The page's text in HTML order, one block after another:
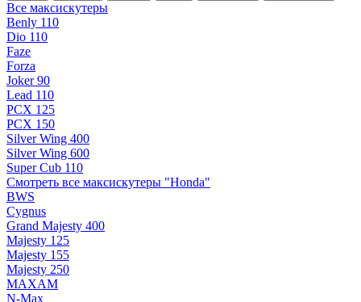
Все максискутеры
Benly 110
Dio 110
Faze
Forza
Joker 90
Lead 110
PCX 125
PCX 150
Silver Wing 400
Silver Wing 600
Super Cub 110
Смотреть все максискутеры "Honda"
BWS
Cygnus
Grand Majesty 400
Majesty 125
Majesty 155
Majesty 250
MAXAM
N-Max